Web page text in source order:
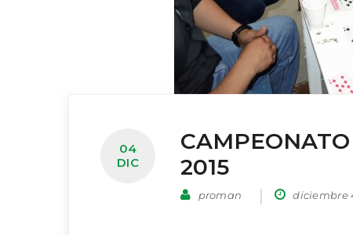
04
DIC
2015
proman diciembre